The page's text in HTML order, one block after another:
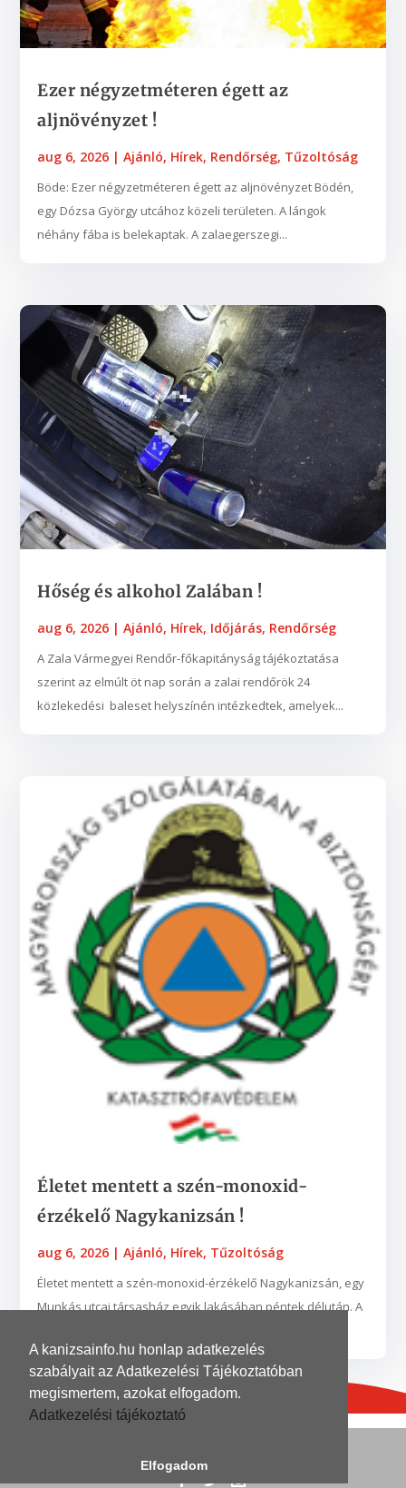
A kanizsainfo.hu honlap adatkezelés
szabályait az Adatkezelési Tájékoztatóban
megismertem, azokat elfogadom.
Adatkezelési tájékoztató
Elfogadom
Ezer négyzetméteren égett az
aljnövényzet !
aug 6, 2026 |Ajánló, Hírek, Rendőrség, Tűzoltóság
Böde: Ezer négyzetméteren égett az aljnövényzet Bödén,
egy Dózsa György utcához közeli területen. A lángok
néhány fába is belekaptak. A zalaegerszegi...
Hőség és alkohol Zalában !
aug 6, 2026 |Ajánló, Hírek, Időjárás, Rendőrség
A Zala Vármegyei Rendőr-főkapitányság tájékoztatása
szerint az elmúlt öt nap során a zalai rendőrök 24
közlekedési baleset helyszínén intézkedtek, amelyek...
Életet mentett a szén-monoxid-
érzékelő Nagykanizsán !
aug 6, 2026 |Ajánló, Hírek, Tűzoltóság
Életet mentett a szén-monoxid-érzékelő Nagykanizsán, egy
Munkás utcai társasház egyik lakásában péntek délután. A